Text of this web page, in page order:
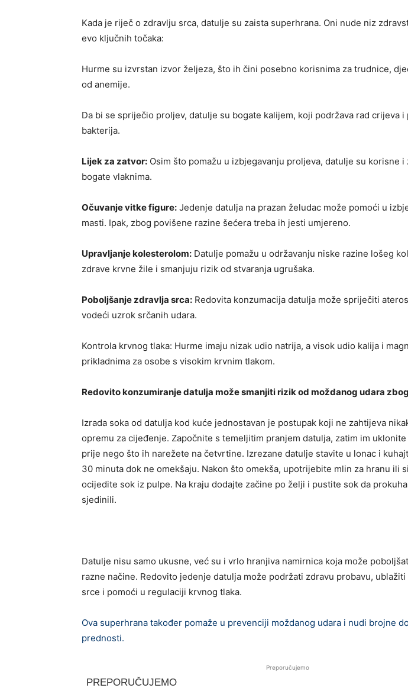
Kada je riječ o zdravlju srca, datulje su zaista superhrana. Oni nude niz
evo ključnih točaka:
Hurme su izvrstan izvor željeza, što ih čini posebno korisnima za trudnice,
od anemije.
Da bi se spriječio proljev, datulje su bogate kalijem, koji podržava rad crijeva
bakterija.
Lijek za zatvor: Osim što pomažu u izbjegavanju proljeva, datulje su korisne i
bogate vlaknima.
Očuvanje vitke figure: Jedenje datulja na prazan želudac može pomoći u
masti. Ipak, zbog povišene razine šećera treba ih jesti umjereno.
Upravljanje kolesterolom: Datulje pomažu u održavanju niske razine lošeg
zdrave krvne žile i smanjuju rizik od stvaranja ugrušaka.
Poboljšanje zdravlja srca: Redovita konzumacija datulja može spriječiti
vodeći uzrok srčanih udara.
Kontrola krvnog tlaka: Hurme imaju nizak udio natrija, a visok udio kalija i
prikladnima za osobe s visokim krvnim tlakom.
Redovito konzumiranje datulja može smanjiti rizik od moždanog udara
Izrada soka od datulja kod kuće jednostavan je postupak koji ne zahtijeva
opremu za cijeđenje. Započnite s temeljitim pranjem datulja, zatim im
prije nego što ih narežete na četvrtine. Izrezane datulje stavite u lonac i
30 minuta dok ne omekšaju. Nakon što omekša, upotrijebite mlin za hranu ili
ocijedite sok iz pulpe. Na kraju dodajte začine po želji i pustite sok da
sjedinili.
Datulje nisu samo ukusne, već su i vrlo hranjiva namirnica koja može
razne načine. Redovito jedenje datulja može podržati zdravu probavu,
srce i pomoći u regulaciji krvnog tlaka.
Ova superhrana također pomaže u prevenciji moždanog udara i nudi brojne
prednosti.
Preporučujemo